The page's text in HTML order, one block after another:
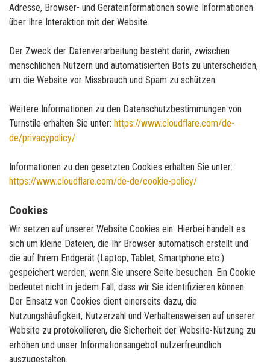
Adresse, Browser- und Geräteinformationen sowie Informationen
über Ihre Interaktion mit der Website.
Der Zweck der Datenverarbeitung besteht darin, zwischen
menschlichen Nutzern und automatisierten Bots zu unterscheiden,
um die Website vor Missbrauch und Spam zu schützen.
Weitere Informationen zu den Datenschutzbestimmungen von
Turnstile erhalten Sie unter: https://www.cloudflare.com/de-
de/privacypolicy/
Informationen zu den gesetzten Cookies erhalten Sie unter:
https://www.cloudflare.com/de-de/cookie-policy/
Cookies
Wir setzen auf unserer Website Cookies ein. Hierbei handelt es
sich um kleine Dateien, die Ihr Browser automatisch erstellt und
die auf Ihrem Endgerät (Laptop, Tablet, Smartphone etc.)
gespeichert werden, wenn Sie unsere Seite besuchen. Ein Cookie
bedeutet nicht in jedem Fall, dass wir Sie identifizieren können.
Der Einsatz von Cookies dient einerseits dazu, die
Nutzungshäufigkeit, Nutzerzahl und Verhaltensweisen auf unserer
Website zu protokollieren, die Sicherheit der Website-Nutzung zu
erhöhen und unser Informationsangebot nutzerfreundlich
auszugestalten.